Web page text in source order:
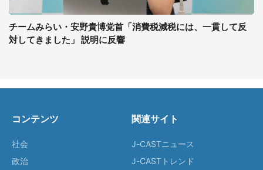
チームみらい・安野貴博党首「消費税減税には、一貫して反
対してきました」 説明に反響
コンテンツ
社会
政治
関連サイト
J-CASTニュース
J-CASTトレンド